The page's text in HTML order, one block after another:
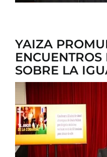
YAIZA
SOBRE LA